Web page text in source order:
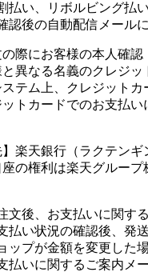
払い、リボルビング払
認後の自動配信メール
際にお客様の本人確認
異なる名義のクレジッ
テム上、クレジットカ
トカードでのお支払い
】楽天銀行（ラクテン
の権利は楽天グループ
文後、お支払いに関す
払い状況の確認後、発
ップが金額を変更した
払いに関するご案内メ